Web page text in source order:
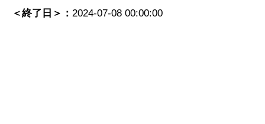
＜終了日＞： 2024-07-08 00:00:00